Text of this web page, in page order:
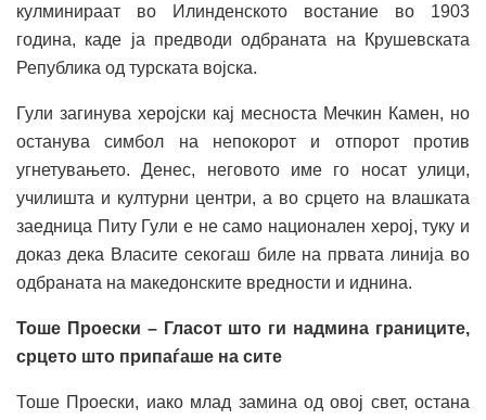
кулминираат во Илинденското востание во 1903
година, каде ја предводи одбраната на Крушевската
Република од турската војска.
Гули загинува херојски кај месноста Мечкин Камен, но
останува симбол на непокорот и отпорот против
угнетувањето. Денес, неговото име го носат улици,
училишта и културни центри, а во срцето на влашката
заедница Питу Гули е не само национален херој, туку и
доказ дека Власите секогаш биле на првата линија во
одбраната на македонските вредности и иднина.
Тоше Проески – Гласот што ги надмина границите,
срцето што припаѓаше на сите
Тоше Проески, иако млад замина од овој свет, остана